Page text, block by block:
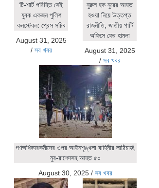
টি-শার্ট পরিহিত সেই
যুবক একজন পুলিশ
কনস্টেবল: প্রেস সচিব
August 31, 2025
/ সব খবর
নুরুল হক নুরের আহত
হওয়া নিয়ে উত্তপ্ত
রাজনীতি, জাতীয় পার্টি
অফিসে ফের হামলা
August 31, 2025
/ সব খবর
গণঅধিকারকর্মীদের ওপর আইনশৃঙ্খলা বাহিনীর লাঠিচার্জ,
নুর-রাশেদসহ আহত ৫০
August 30, 2025 /সব খবর